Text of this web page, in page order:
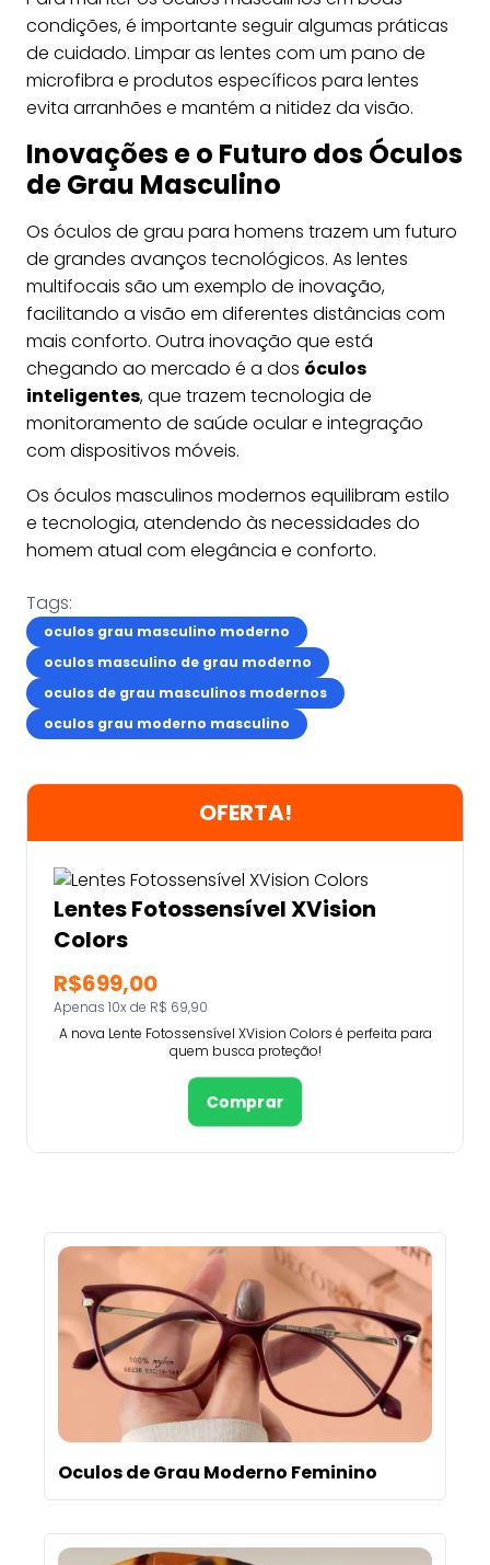
condições, é importante seguir algumas práticas
de cuidado. Limpar as lentes com um pano de
microfibra e produtos específicos para lentes
evita arranhões e mantém a nitidez da visão.
Inovações e o Futuro dos Óculos
de Grau Masculino
Os óculos de grau para homens trazem um futuro
de grandes avanços tecnológicos. As lentes
multifocais são um exemplo de inovação,
facilitando a visão em diferentes distâncias com
mais conforto. Outra inovação que está
chegando ao mercado é a dos óculos
inteligentes, que trazem tecnologia de
monitoramento de saúde ocular e integração
com dispositivos móveis.
Os óculos masculinos modernos equilibram estilo
e tecnologia, atendendo às necessidades do
homem atual com elegância e conforto.
Tags:
oculos grau masculino moderno
oculos masculino de grau moderno
oculos de grau masculinos modernos
oculos grau moderno masculino
OFERTA!
Lentes Fotossensível XVision
Colors
R$699,00
Apenas 10x de R$ 69,90
A nova Lente Fotossensível XVision Colors é perfeita para
quem busca proteção!
Comprar
Oculos de Grau Moderno Feminino